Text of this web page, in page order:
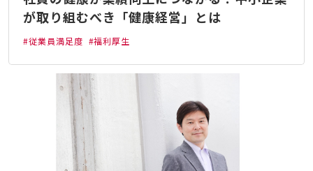
が取り組むべき「健康経営」とは
#従業員満足度 #福利厚生